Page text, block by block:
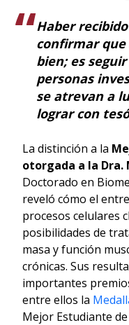
Haber
confirmar que
bien; es
personas
se atrevan a
lograr con
La distinción a la
otorgada a la Dra.
Doctorado en
reveló cómo el
procesos celulares
posibilidades de
masa y función
crónicas. Sus
importantes
entre ellos la
Mejor Estudiante